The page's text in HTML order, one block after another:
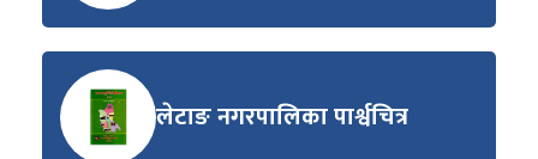
लेटाङ नगरपालिका पार्श्वचित्र